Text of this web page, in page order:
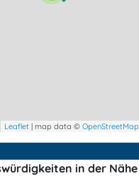
Leaflet | map data © OpenStreetMap
in der Nähe